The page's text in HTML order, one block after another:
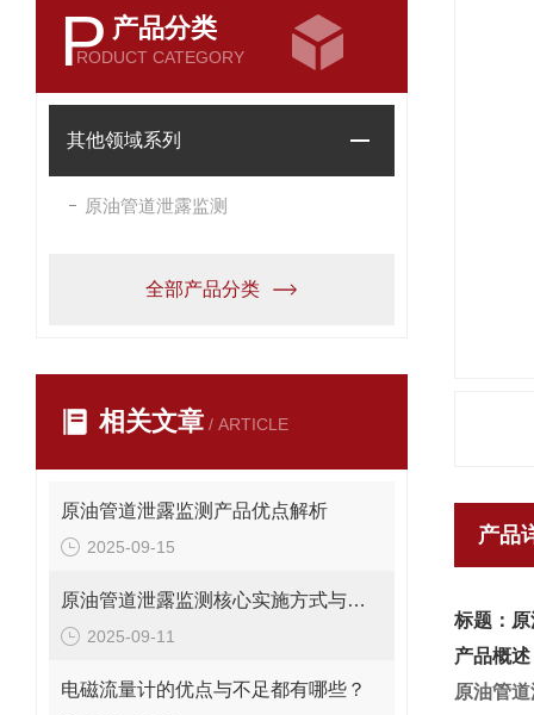
P 产品分类
RODUCT CATEGORY
其他领域系列
原油管道泄露监测
全部产品分类
相关文章 / ARTICLE
原油管道泄露监测产品优点解析
2025-09-15
原油管道泄露监测核心实施方式与技术特点
2025-09-11
电磁流量计的优点与不足都有哪些？
产品
标题：
产品概述
原油管